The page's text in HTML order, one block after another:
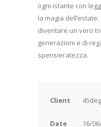
ogni istante con
la magia dell’estate.
diventare un vero
generazioni e di
spensieratezza.
Client
Date 16/